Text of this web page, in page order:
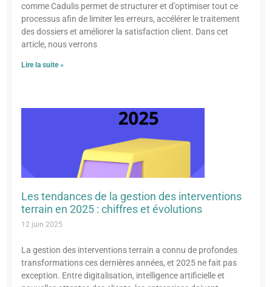
comme Cadulis permet de structurer et d’optimiser tout ce
processus afin de limiter les erreurs, accélérer le traitement
des dossiers et améliorer la satisfaction client. Dans cet
article, nous verrons
Lire la suite »
Les tendances de la gestion des interventions
terrain en 2025 : chiffres et évolutions
12 juin 2025
La gestion des interventions terrain a connu de profondes
transformations ces dernières années, et 2025 ne fait pas
exception. Entre digitalisation, intelligence artificielle et